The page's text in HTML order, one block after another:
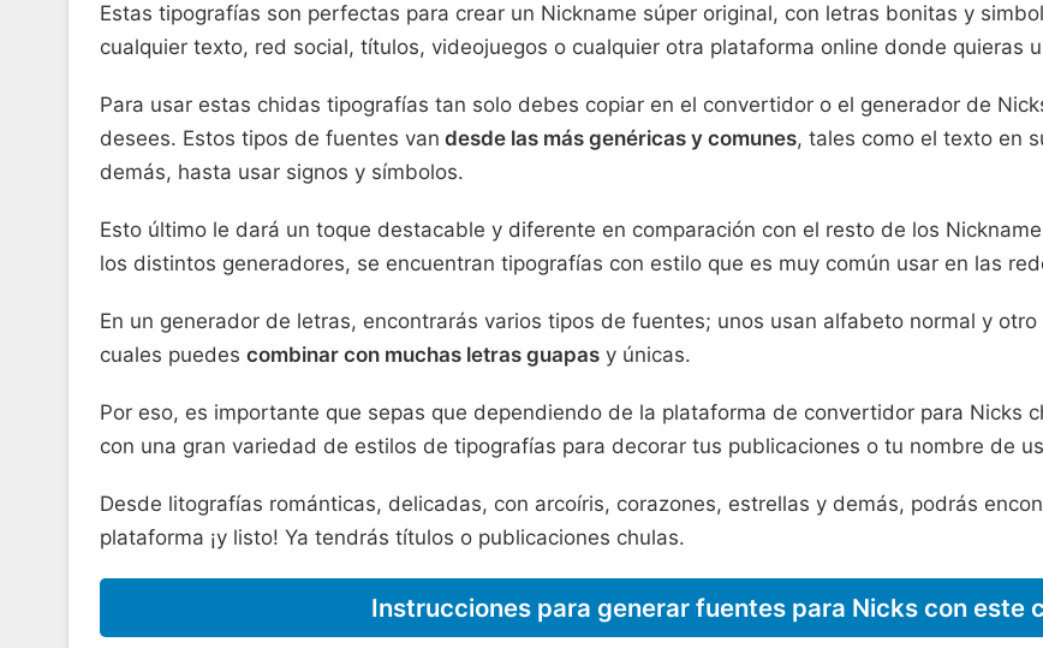
Estas tipografías son perfectas para crear un Nickname súper original, con letras bonitas y
cualquier texto, red social, títulos, videojuegos o cualquier otra plataforma online donde quieras
Para usar estas chidas tipografías tan solo debes copiar en el convertidor o el generador de
desees. Estos tipos de fuentes van desde las más genéricas y comunes, tales como el texto en
demás, hasta usar signos y símbolos.
Esto último le dará un toque destacable y diferente en comparación con el resto de los
los distintos generadores, se encuentran tipografías con estilo que es muy común usar en las
En un generador de letras, encontrarás varios tipos de fuentes; unos usan alfabeto normal y
cuales puedes combinar con muchas letras guapasy únicas.
Por eso, es importante que sepas que dependiendo de la plataforma de convertidor para Nicks
con una gran variedad de estilos de tipografías para decorar tus publicaciones o tu nombre de
Desde litografías románticas, delicadas, con arcoíris, corazones, estrellas y demás, podrás
plataforma ¡y listo! Ya tendrás títulos o publicaciones chulas.
Instrucciones para generar fuentes para Nicks con este